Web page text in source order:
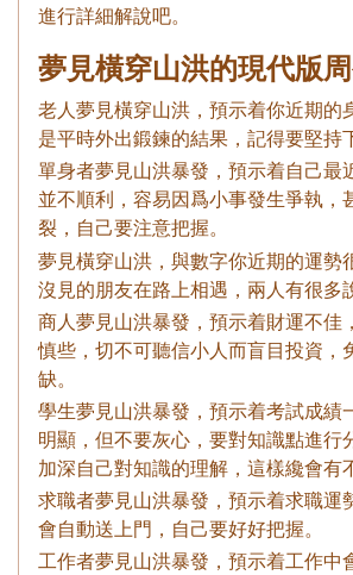
進行詳細解說吧。
夢見橫穿山洪的現代版
老人夢見橫穿山洪，預示着你近期的
是平時外出鍛鍊的結果，記得要堅持
單身者夢見山洪暴發，預示着自己最
並不順利，容易因爲小事發生爭執，
裂，自己要注意把握。
夢見橫穿山洪，與數字你近期的運勢
沒見的朋友在路上相遇，兩人有很多
商人夢見山洪暴發，預示着財運不佳
慎些，切不可聽信小人而盲目投資，
缺。
學生夢見山洪暴發，預示着考試成績
明顯，但不要灰心，要對知識點進行
加深自己對知識的理解，這樣纔會有
求職者夢見山洪暴發，預示着求職運
會自動送上門，自己要好好把握。
工作者夢見山洪暴發，預示着工作中